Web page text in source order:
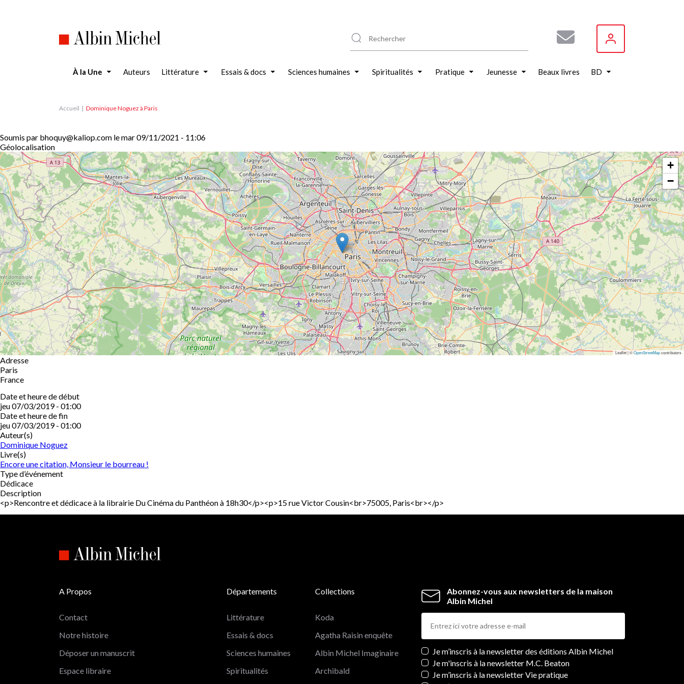
À la Une Auteurs Littérature Essais & docs Sciences humaines Spiritualités Pratique Jeunesse Beaux livres BD
Accueil Dominique Noguez à Paris
Soumis par bhoquy@kaliop.com lemar 09/11/2021 - 11:06
Géolocalisation
+
−
Leaflet | ©OpenStreetMapcontributors
Adresse
Paris
France
Date et heure de début
jeu 07/03/2019 - 01:00
Date et heure de fin
jeu 07/03/2019 - 01:00
Auteur(s)
Dominique Noguez
Livre(s)
Encore une citation, Monsieur le bourreau !
Type d’événement
Dédicace
Description
<p>Rencontre et dédicace à la librairie Du Cinéma du Panthéon à 18h30</p><p>15 rue Victor Cousin<br>75005, Paris<br></p>
Abonnez-vous aux newsletters de la maison
Albin Michel
Newsletters
Je m’inscris à la newsletter des éditions Albin Michel
Je m'inscris à la newsletter M.C. Beaton
Je m’inscris à la newsletter Vie pratique
A Propos
Contact
Notre histoire
Déposer un manuscrit
Espace libraire
Départements
Littérature
Essais & docs
Sciences humaines
Spiritualités
Collections
Koda
Agatha Raisin enquête
Albin Michel Imaginaire
Archibald